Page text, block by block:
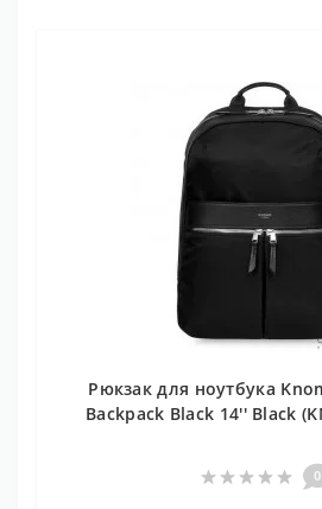
Рюкзак для ноутбука
Backpack Black 14'' Black
0